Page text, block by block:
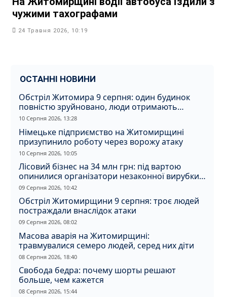
чужими тахографами
24 Травня 2026, 10:19
ОСТАННІ НОВИНИ
Обстріл Житомира 9 серпня: один будинок
повністю зруйновано, люди отримають
компенсацію
10 Серпня 2026, 13:28
Німецьке підприємство на Житомирщині
призупинило роботу через ворожу атаку
10 Серпня 2026, 10:05
Лісовий бізнес на 34 млн грн: під вартою
опинилися організатори незаконної вирубки
на Житомирщині
09 Серпня 2026, 10:42
Обстріл Житомирщини 9 серпня: троє людей
постраждали внаслідок атаки
09 Серпня 2026, 08:02
Масова аварія на Житомирщині:
травмувалися семеро людей, серед них діти
08 Серпня 2026, 18:40
Свобода бедра: почему шорты решают
больше, чем кажется
08 Серпня 2026, 15:44